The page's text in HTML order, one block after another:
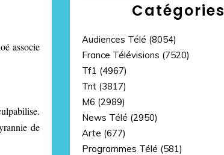
associe
de
Catégories
Audiences Télé (8054)
France Télévisions (7520)
Tf1 (4967)
Tnt (3817)
M6 (2989)
News Télé (2950)
Arte (677)
Programmes Télé (581)